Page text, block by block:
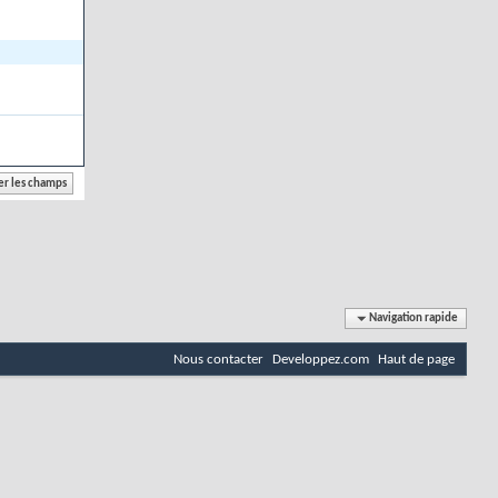
Navigation rapide
Nous contacter Developpez.com Haut de page